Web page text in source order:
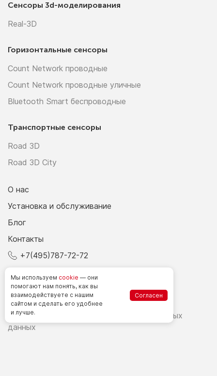
Сенсоры 3d-моделирования
Real-3D
Горизонтальные сенсоры
Count Network проводные
Count Network проводные уличные
Bluetooth Smart беспроводные
Транспортные сенсоры
Road 3D
Road 3D City
О нас
Установка и обслуживание
Блог
Контакты
+7(495)787-72-72
Счетчики посетителей в РФ
Политика в области обработки персональных
данных
Мы используем cookie — они
помогают нам понять, как вы
взаимодействуете с нашим
сайтом и сделать его удобнее
и лучше.
Согласен